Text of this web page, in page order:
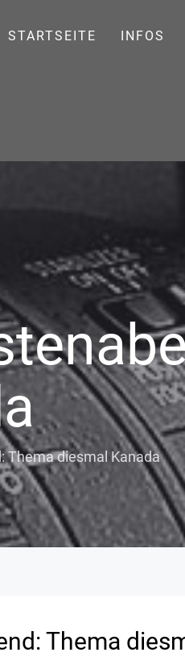
STARTSEITE INFOS
Thema diesmal Kanada
Thema